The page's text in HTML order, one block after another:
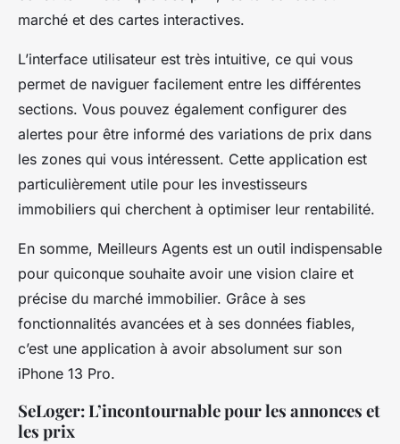
marché et des cartes interactives.
L’interface utilisateur est très intuitive, ce qui vous
permet de naviguer facilement entre les différentes
sections. Vous pouvez également configurer des
alertes pour être informé des variations de prix dans
les zones qui vous intéressent. Cette application est
particulièrement utile pour les investisseurs
immobiliers qui cherchent à optimiser leur rentabilité.
En somme, Meilleurs Agents est un outil indispensable
pour quiconque souhaite avoir une vision claire et
précise du marché immobilier. Grâce à ses
fonctionnalités avancées et à ses données fiables,
c’est une application à avoir absolument sur son
iPhone 13 Pro.
SeLoger: L’incontournable pour les annonces et
les prix